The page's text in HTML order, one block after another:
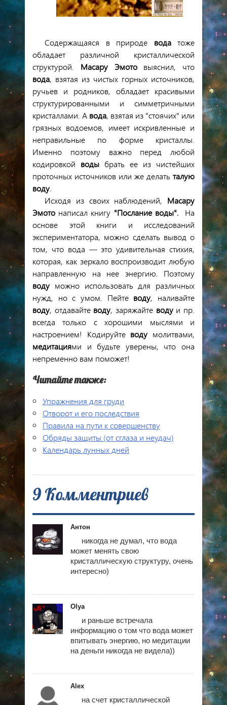
Содержащаяся в природе водатоже
обладает различной кристаллической
структурой.
Масару Эмотовыяснил, что
вода, взятая из чистых горных источников,
ручьев и родников, обладает красивыми
структурированными и симметричными
кристаллами. А вода, взятая из "стоячих" или
грязных водоемов, имеет искривленные и
неправильные по форме кристаллы.
Именно поэтому важно перед любой
кодировкой воды брать ее из чистейших
проточных источников или же делать талую
воду
Исходя из своих наблюдений, Масару
Эмото написал книгу "Послание воды". На
основе этой книги и исследований
экспериментатора, можно сделать вывод о
том, что вода — это удивительная стихия,
которая, как зеркало воспроизводит любую
направленную на нее энергию. Поэтому
воду можно использовать для различных
нужд, но с умом. Пейте воду, наливайте
воду, отдавайте воду, заряжайте водуи пр.
всегда только с хорошими мыслями и
настроением! Кодируйте воду молитвами,
медитациями и будьте уверены, что она
непременно вам поможет!
Читайте также:
Упражнения для груди
Отворот и его последствия
Правила на пути к совершенству
Обряды защиты (от сглаза и неудач)
Календарь лунных дней
9 Комментриев
Антон
никогда не думал, что вода
может менять свою
кристаллическую структуру, очень
интересно)
Olya
и раньше встречала
информацию о том что вода может
впитывать энергию, но медитации
на деньги никогда не видела))
Alex
на счет кристаллической